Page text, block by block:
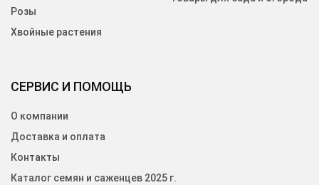
СЕРВИС И ПОМОЩЬ
О компании
Доставка и оплата
Контакты
Каталог семян и саженцев 2025 г.
Розы
Хвойные растения